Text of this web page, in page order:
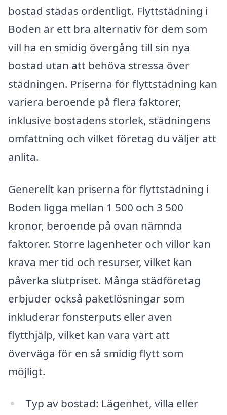
bostad städas ordentligt. Flyttstädning i
Boden är ett bra alternativ för dem som
vill ha en smidig övergång till sin nya
bostad utan att behöva stressa över
städningen. Priserna för flyttstädning kan
variera beroende på flera faktorer,
inklusive bostadens storlek, städningens
omfattning och vilket företag du väljer att
anlita.
Generellt kan priserna för flyttstädning i
Boden ligga mellan 1 500 och 3 500
kronor, beroende på ovan nämnda
faktorer. Större lägenheter och villor kan
kräva mer tid och resurser, vilket kan
påverka slutpriset. Många städföretag
erbjuder också paketlösningar som
inkluderar fönsterputs eller även
flytthjälp, vilket kan vara värt att
överväga för en så smidig flytt som
möjligt.
Typ av bostad: Lägenhet, villa eller